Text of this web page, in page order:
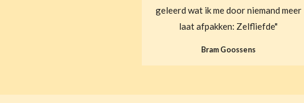
geleerd wat ik me door niemand meer
laat afpakken: Zelfliefde"
Bram Goossens